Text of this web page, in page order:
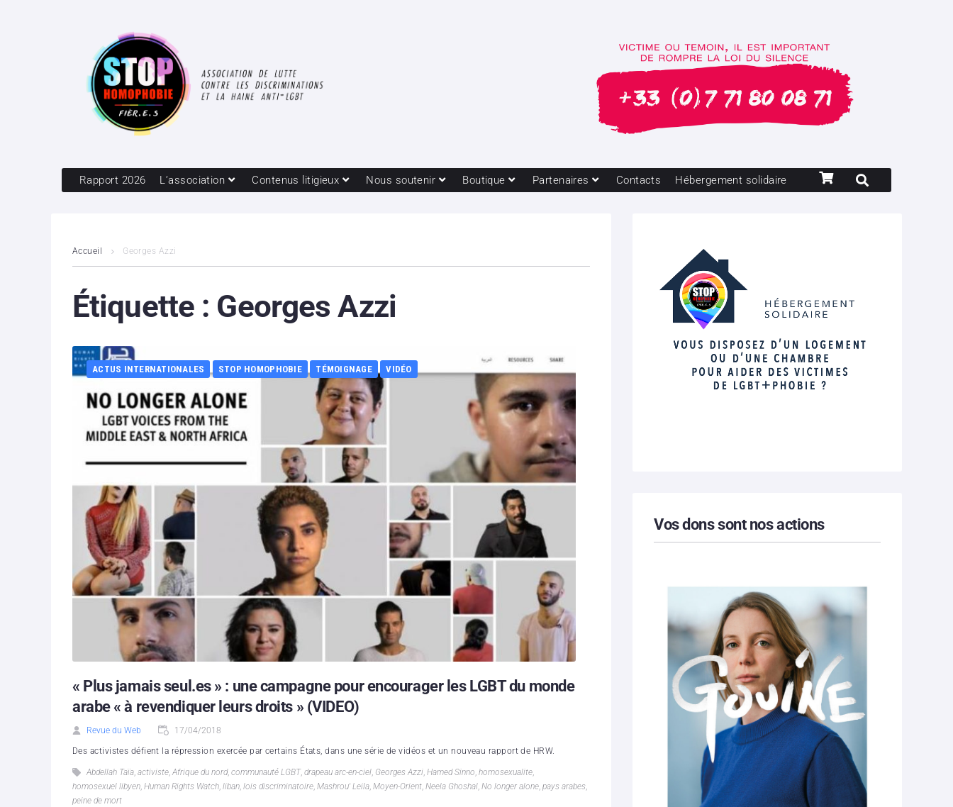
Rapport 2026 L’association Contenus litigieux Nous soutenir Boutique Partenaires Contacts Hébergement solidaire
Accueil Georges Azzi
Étiquette : Georges Azzi
ACTUS INTERNATIONALES STOP HOMOPHOBIE TÉMOIGNAGE VIDÉO
« Plus jamais seul.es » : une campagne pour encourager les LGBT du monde
arabe « à revendiquer leurs droits » (VIDEO)
Revue du Web 17/04/2018
Des activistes défient la répression exercée par certains États, dans une série de vidéos et un nouveau rapport de HRW.
Abdellah Taïa, activiste, Afrique du nord, communauté LGBT, drapeau arc-en-ciel, Georges Azzi, Hamed Sinno, homosexualite,
homosexuel libyen, Human Rights Watch, liban, lois discriminatoire, Mashrou' Leila, Moyen-Orient, Neela Ghoshal, No longer alone, pays arabes,
peine de mort
Vos dons sont nos actions